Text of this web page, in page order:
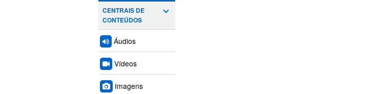
CENTRAIS DE
CONTEÚDOS
Áudios
Vídeos
Imagens